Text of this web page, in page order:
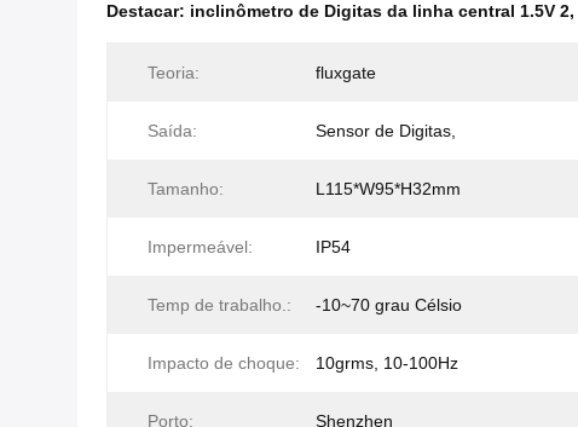
Destacar: inclinômetro de Digitas da linha central 1.5V 2,
Teoria: fluxgate
Saída: Sensor de Digitas,
Tamanho: L115*W95*H32mm
Impermeável: IP54
Temp de trabalho.: -10~70 grau Célsio
Impacto de choque: 10grms, 10-100Hz
Porto: Shenzhen